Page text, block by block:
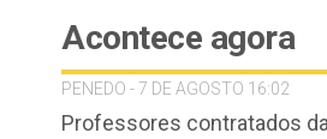
Acontece agora
PENEDO - 7 DE AGOSTO 16:02
Professores contratados